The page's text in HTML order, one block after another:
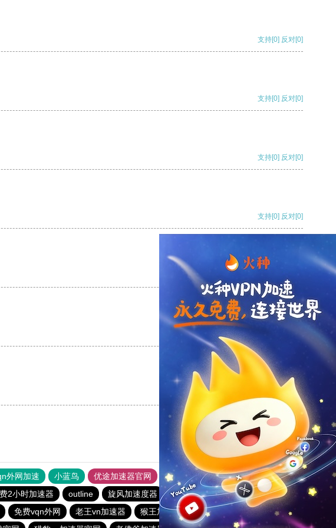
支持[0] 反对[0]
支持[0] 反对[0]
支持[0] 反对[0]
支持[0] 反对[0]
反对
反对[0]
外网加速 小蓝鸟 优途加速器官网 风驰加速器 旋风加速器
八戒看书
2小时加速器 outline 旋风加速度器 tyl加速器官网
大机场加速器
免费vqn外网 老王vn加速器 猴王加速器 酷通加速器
hammer加速器